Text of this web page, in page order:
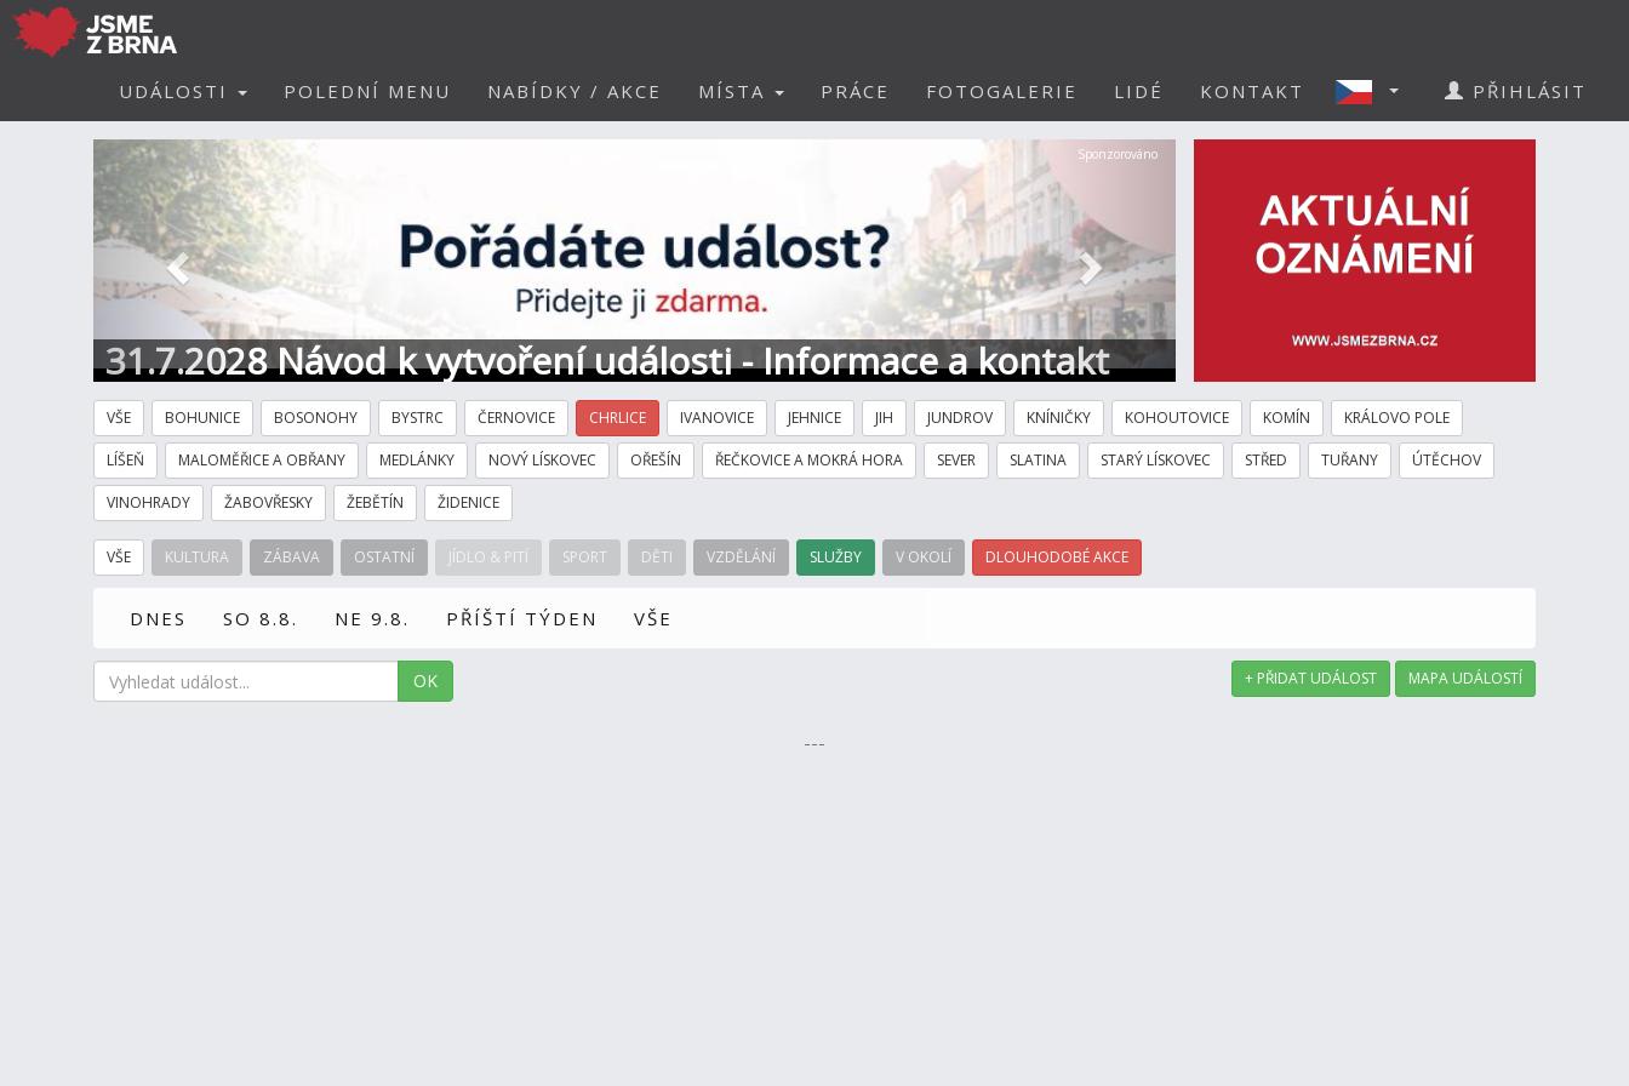
UDÁLOSTI POLEDNÍ MENU NABÍDKY / AKCE MÍSTA PRÁCE FOTOGALERIE LIDÉ KONTAKT PŘIHLÁSIT
31.7.2028 Návod k vytvoření události - Informace a kontakt
Předchozí Další
Sponzorováno
VŠE BOHUNICE BOSONOHY BYSTRC ČERNOVICE CHRLICE IVANOVICE JEHNICE JIH JUNDROV KNÍNIČKY KOHOUTOVICE KOMÍN KRÁLOVO POLE
LÍŠEŇ MALOMĚŘICE A OBŘANY MEDLÁNKY NOVÝ LÍSKOVEC OŘEŠÍN ŘEČKOVICE A MOKRÁ HORA SEVER SLATINA STARÝ LÍSKOVEC STŘED TUŘANY ÚTĚCHOV
VINOHRADY ŽABOVŘESKY ŽEBĚTÍN ŽIDENICE
VŠE KULTURA ZÁBAVA OSTATNÍ JÍDLO & PITÍ SPORT DĚTI VZDĚLÁNÍ SLUŽBY V OKOLÍ DLOUHODOBÉ AKCE
DNES SO 8.8. NE 9.8. PŘÍŠTÍ TÝDEN VŠE
OK + PŘIDAT UDÁLOST MAPA UDÁLOSTÍ
---